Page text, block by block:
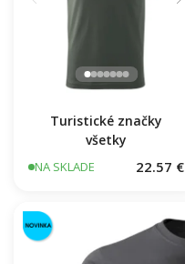
Turistické značky
všetky
NA SKLADE 22.57 €